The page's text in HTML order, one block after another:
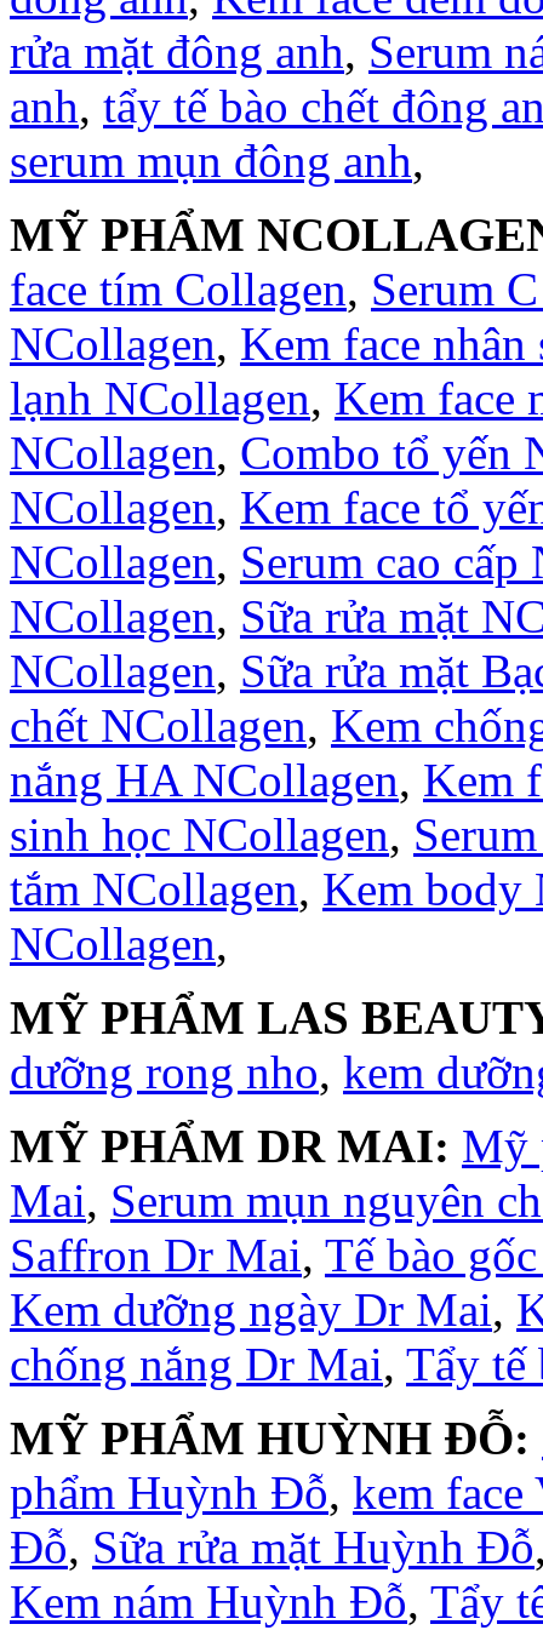
rửa mặt đông anh, Serum
anh, tẩy tế bào chết đông
serum mụn đông anh,
MỸ PHẨM
face tím Collagen, Serum
NCollagen, Kem face
lạnh NCollagen, Kem face
NCollagen, Combo tổ yến
NCollagen, Kem face tổ
NCollagen, Serum cao cấp
NCollagen, Sữa rửa mặt
NCollagen, Sữa rửa mặt
chết NCollagen, Kem
nắng HA NCollagen, Kem
sinh học NCollagen,
tắm NCollagen, Kem body
NCollagen,
MỸ PHẨM LAS
dưỡng rong nho, kem
MỸ PHẨM DR MAI: Mỹ
Mai, Serum mụn nguyên
Saffron Dr Mai, Tế bào
Kem dưỡng ngày Dr Mai,
chống nắng Dr Mai, Tẩy tế
MỸ PHẨM HUỲNH ĐỖ:
phẩm Huỳnh Đỗ, kem
Đỗ, Sữa rửa mặt Huỳnh Đỗ
Kem nám Huỳnh Đỗ, Tẩy